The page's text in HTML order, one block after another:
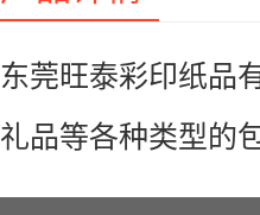
东莞旺泰彩印纸品
礼品等各种类型的